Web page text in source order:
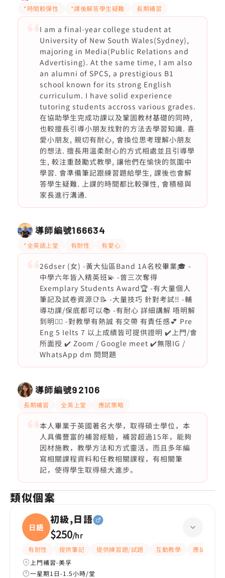
*時間較彈性 *課後解答學生疑難 長期補習
I am a final-year college student at
University of New South Wales(Sydney),
majoring in Media(Public Relations and
Advertising). At the same time, I am also
an alumni of SPCS, a prestigious B1
school known for its strong English
curriculum. I have solid experience
tutoring students accross various grades.
在協助學生完成功課以及鞏固教材基礎的同時,
也較擅長引導小朋友找對的方法去學習知識. 喜
愛小朋友, 親切有耐心, 會換位思考理解小朋友
的想法. 擅長用溫柔耐心的方式相處並且引導學
生, 較注重鼓勵式教學, 讓他們在愉快的氛圍中
學習. 會準備筆記跟練習題給學生, 課後也會解
答學生疑難. 上課的時間都比較彈性, 會積極與
家長進行溝通.
導師編號166634
*全英語上堂 有耐性 有愛心
26dser (女) -黃大仙區Band 1A名校畢業🎓 -
中學六年皆入精英班💫 -曾三次奪得
Exemplary Students Award🏆 -有大量個人
筆記及試卷資源📑📝 -大量技巧 針對考試‼️ -輔
導功課/保底都可以📚 -有耐心 詳細講解 唔明解
到明❤️‍🔥 -對教學有熱誠 有交帶 有責任感💕 Pre
Eng 5 Ielts 7 以上成績皆可提供證明 ✔️上門/會
所面授 ✔️ Zoom / Google meet ✔️無限IG /
WhatsApp dm 問問題
導師編號92106
長期補習 全英上堂 應試策略
本人畢業于英國著名大學，取得碩士學位，本
人具備豐富的補習經驗，補習超過15年，能夠
因材施教，教學方法和方式靈活，而且多年編
寫相關課程資料和任教相關課程，有相關筆
記，使得學生取得極大進步。
類似個案
日語
初級,日語
$250/hr
有耐性 提供筆記 提供練習題/試題 互動教學
應試策略
上門補習-美孚
一星期1日-1.5小時/堂